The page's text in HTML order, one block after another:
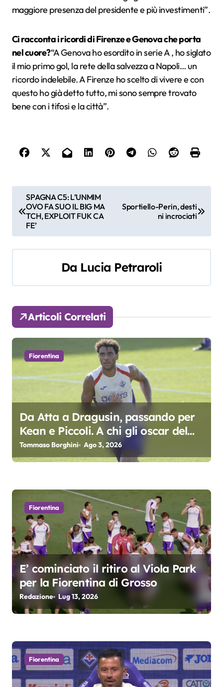
maggiore presenza del presidente e più investimenti”.
Ci racconta i ricordi di Firenze e Genova che porta
nel cuore?“A Genova ho esordito in serie A , ho siglato
il mio primo gol, la rete della salvezza a Napoli… un
ricordo indelebile. A Firenze ho scelto di vivere e con
questo ho già detto tutto, mi sono sempre trovato
bene con i tifosi e la città”.
a
v
i
i
o
n
e
a
t
o
l
i
SPAGNA C5: L’UNMIM
OVO FA SUO IL BIG MA
TCH, EXPLOIT FUK CA
FE’
Sportiello-Perin, desti
ni incrociati
Da Lucia Petraroli
Articoli Correlati
Fiorentina
Da Atta a Dragusin, passando per
Kean e Piccoli. A chi gli oscar del
precampionato?
Tommaso Borghini Ago 3, 2026
Fiorentina
E’ cominciato il ritiro al Viola Park
per la Fiorentina di Grosso
Redazione Lug 13, 2026
Fiorentina